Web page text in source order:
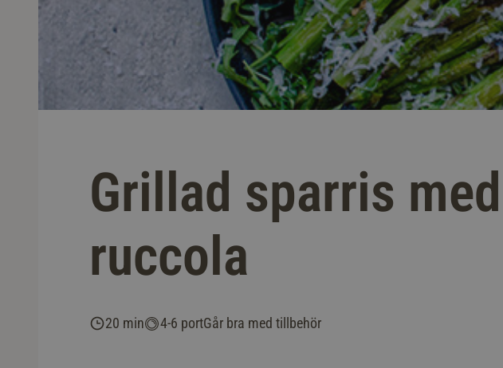
Grillad sparris
ruccola
20 min 4-6 portGår bra med tillbehör